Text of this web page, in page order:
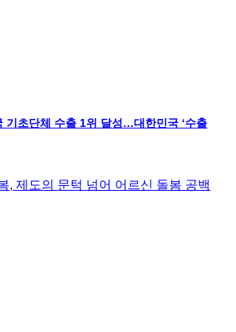
기초단체 수출 1위 달성…대한민국 ‘수출